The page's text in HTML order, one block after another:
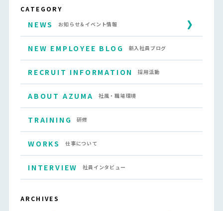
CATEGORY
NEWS お知らせ＆イベント情報
NEW EMPLOYEE BLOG 新入社員ブログ
RECRUIT INFORMATION 採用活動
ABOUT AZUMA 社風・職場環境
TRAINING 研修
WORKS 仕事について
INTERVIEW 社員インタビュー
ARCHIVES